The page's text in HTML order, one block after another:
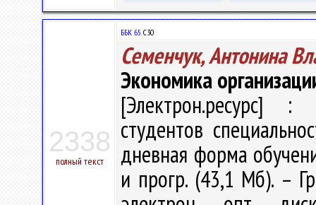
2338
полный текст
ББК 65.С30
Семенчук, Антонина
Экономика
[Электрон.ресурс] :
студентов
дневная форма
и прогр. (43,1 Мб). –